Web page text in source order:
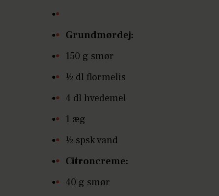
Grundmørdej:
150 g smør
½ dl flormelis
4 dl hvedemel
1 æg
½ spsk vand
Citroncreme:
40 g smør